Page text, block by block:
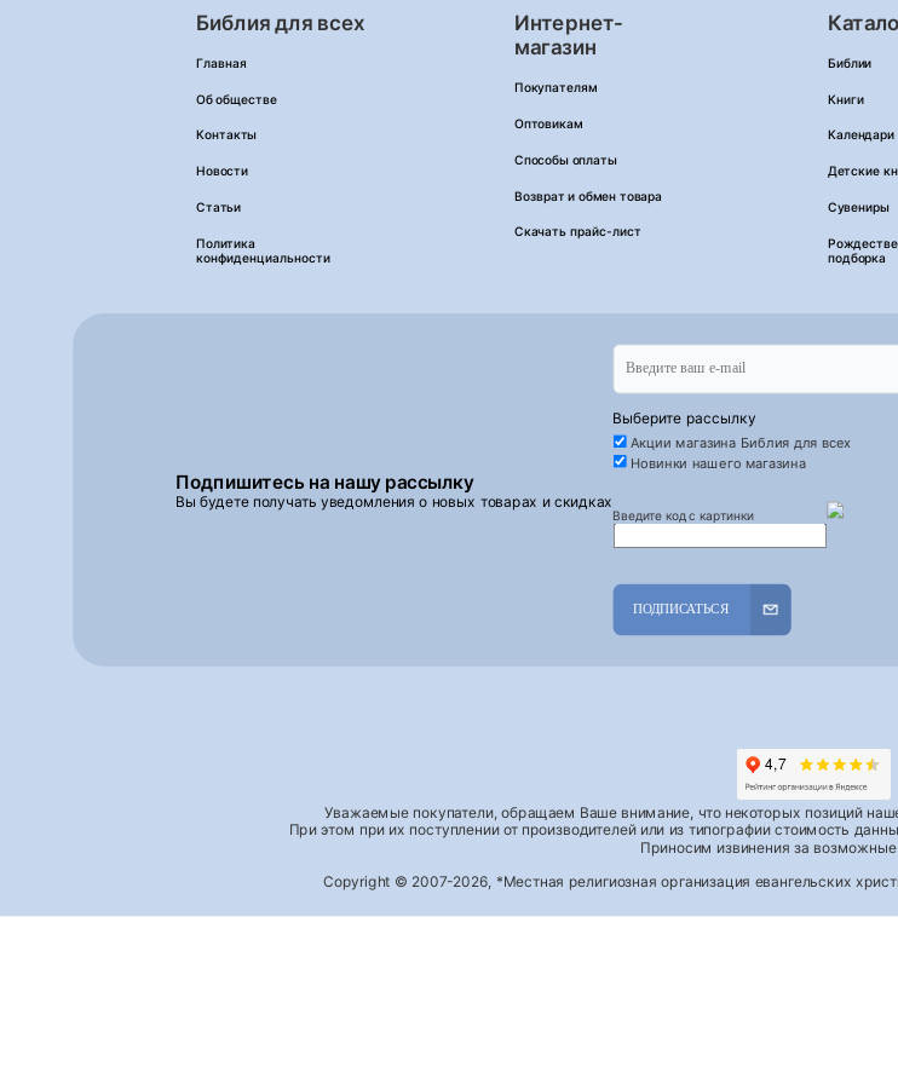
Библия для всех
Главная
Об обществе
Контакты
Новости
Статьи
Политика
конфиденциальности
Интернет-
магазин
Покупателям
Оптовикам
Способы оплаты
Возврат и обмен товара
Скачать прайс-лист
Библии
Книги
Календари
Детские
Сувениры
подборка
Подпишитесь на нашу рассылку
Вы будете получать уведомления о новых товарах и скидках
Выберите рассылку
Акции магазина Библия для всех
Новинки нашего магазина
Введите код с картинки
ПОДПИСАТЬСЯ
Уважаемые покупатели, обращаем Ваше внимание, что некоторых позиций
При этом при их поступлении от производителей или из типографии стоимость
Приносим извинения за возможные
Copyright © 2007-2026, *Местная религиозная организация евангельских